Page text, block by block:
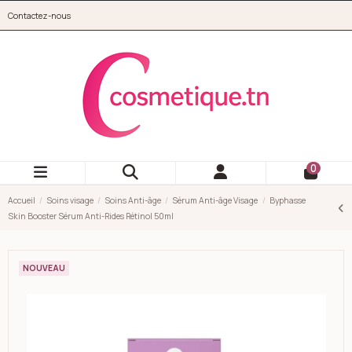
Contactez-nous
0
Accueil Soins visage Soins Anti-âge Sérum Anti-âge Visage
Byphasse
Skin Booster Sérum Anti-Rides Rétinol 50ml
NOUVEAU